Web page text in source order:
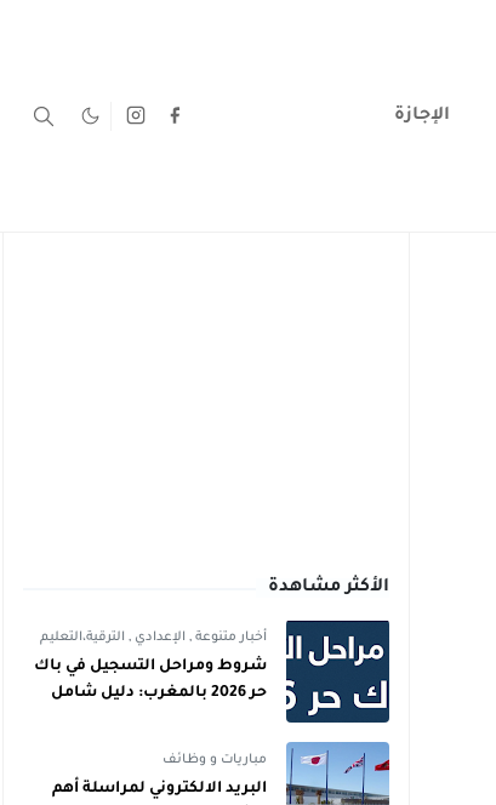
الإجازة
الأكثر مشاهدة
أخبار متنوعة, الإعدادي, الترقية،التعليم
شروط ومراحل التسجيل في باك
حر 2026 بالمغرب: دليل شامل
مباريات و وظائف
البريد الالكتروني لمراسلة أهم